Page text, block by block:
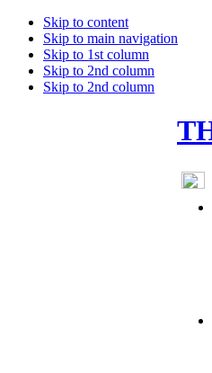
Skip to content
Skip to main navigation
Skip to 1st column
Skip to 2nd column
Skip to 2nd column